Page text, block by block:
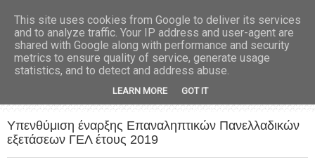
Υπενθύμιση έναρξης Επαναληπτικών Πανελλαδικών
εξετάσεων ΓΕΛ έτους 2019
This site uses cookies from Google to deliver its services
and to analyze traffic. Your IP address and user-agent are
shared with Google along with performance and security
metrics to ensure quality of service, generate usage
statistics, and to detect and address abuse.
LEARN MORE GOT IT